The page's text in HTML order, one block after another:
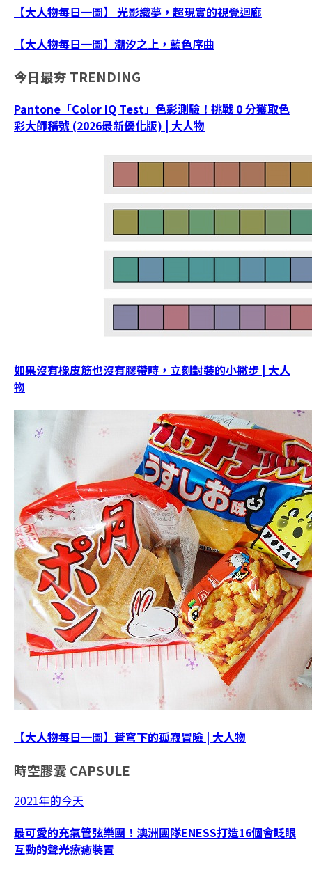
【大人物每日一圖】 光影織夢，超現實的視覺迴廊
【大人物每日一圖】潮汐之上，藍色序曲
今日最夯 TRENDING
Pantone「Color IQ Test」色彩測驗！挑戰 0 分獲取色
彩大師稱號 (2026最新優化版) | 大人物
如果沒有橡皮筋也沒有膠帶時，立刻封裝的小撇步 | 大人
物
【大人物每日一圖】蒼穹下的孤寂冒險 | 大人物
時空膠囊 CAPSULE
2021年的今天
最可愛的充氣管弦樂團！澳洲團隊ENESS打造16個會眨眼
互動的聲光療癒裝置